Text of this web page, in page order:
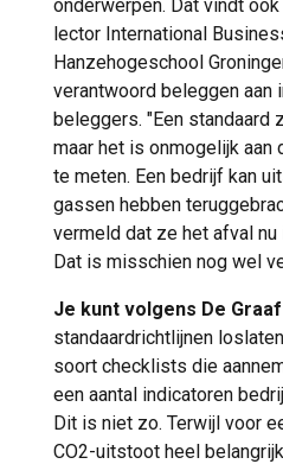
onderwerpen. Dat vindt ook
lector International
Hanzehogeschool
verantwoord beleggen aan
beleggers. "Een standaard
maar het is onmogelijk aan
te meten. Een bedrijf kan
gassen hebben
vermeld dat ze het afval
Dat is misschien nog wel
Je kunt volgens De Graaf
standaardrichtlijnen
soort checklists die
een aantal indicatoren
Dit is niet zo. Terwijl voor
CO2-uitstoot heel